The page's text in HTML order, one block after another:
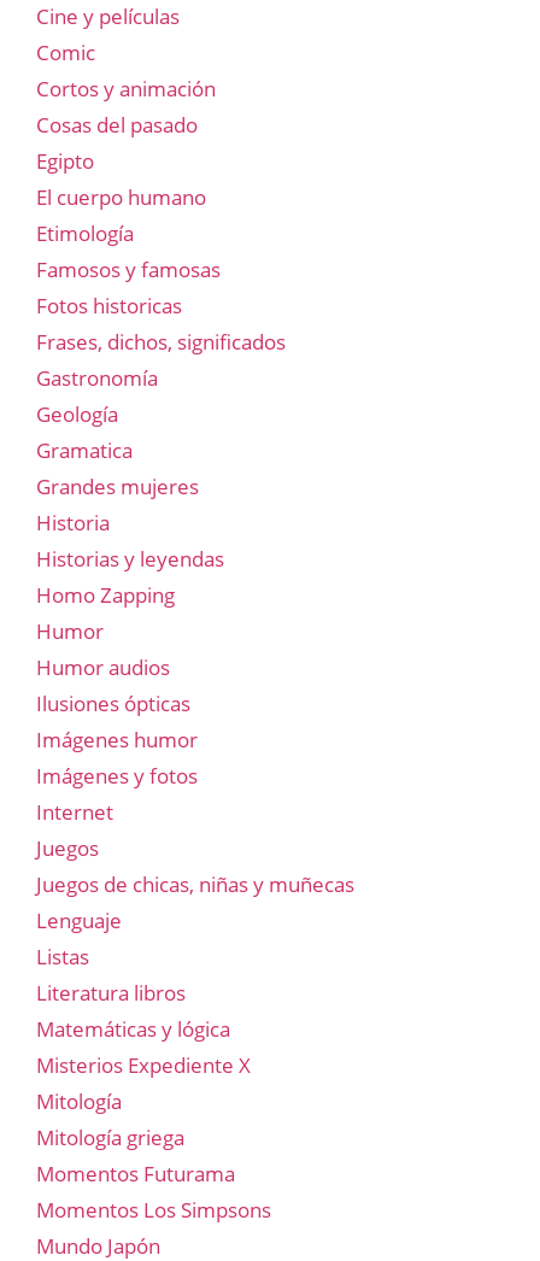
Cine y películas
Comic
Cortos y animación
Cosas del pasado
Egipto
El cuerpo humano
Etimología
Famosos y famosas
Fotos historicas
Frases, dichos, significados
Gastronomía
Geología
Gramatica
Grandes mujeres
Historia
Historias y leyendas
Homo Zapping
Humor
Humor audios
Ilusiones ópticas
Imágenes humor
Imágenes y fotos
Internet
Juegos
Juegos de chicas, niñas y muñecas
Lenguaje
Listas
Literatura libros
Matemáticas y lógica
Misterios Expediente X
Mitología
Mitología griega
Momentos Futurama
Momentos Los Simpsons
Mundo Japón